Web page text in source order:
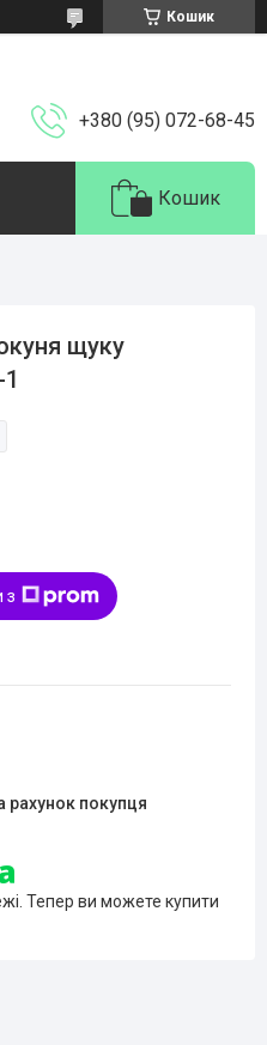
Кошик
+380 (95) 072-68-45
Кошик
щуку
з
рахунок покупця
Тепер ви можете купити